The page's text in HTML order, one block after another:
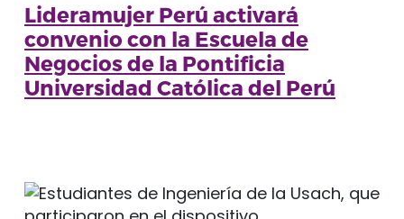
Lideramujer Perú activará
convenio con la Escuela de
Negocios de la Pontificia
Universidad Católica del Perú